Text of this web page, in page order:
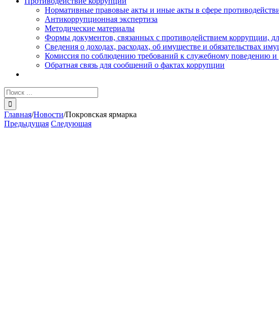
Нормативные правовые акты и иные акты в сфере
Антикоррупционная экспертиза
Методические материалы
Формы документов, связанных с противодействием коррупции,
Сведения о доходах, расходах, об имуществе и обязательствах
Комиссия по соблюдению требований к служебному поведению и
Обратная связь для сообщений о фактах коррупции
Результат
поиска:
Главная/Новости/Покровская ярмарка
Предыдущая Следующая